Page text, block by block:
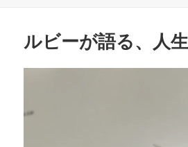
o
o
k
ルビーが語る、人